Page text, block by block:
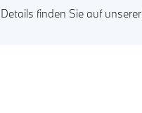
Details finden Sie auf unserer